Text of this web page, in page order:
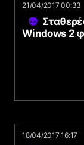
21/04/2017 00:33
Windows 2
18/04/2017 16:17